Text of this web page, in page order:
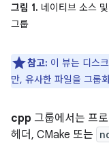
그림 1. 네이티브 소스
그룹
참고: 이 뷰는 디스
만, 유사한 파일을 그룹
cpp 그룹에서는 프
헤더, CMake 또는